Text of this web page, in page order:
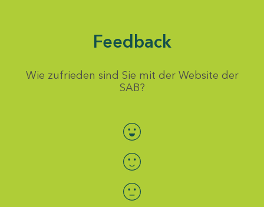
Feedback
Wie zufrieden sind Sie mit der Website der
SAB?
Bewertung auswählen